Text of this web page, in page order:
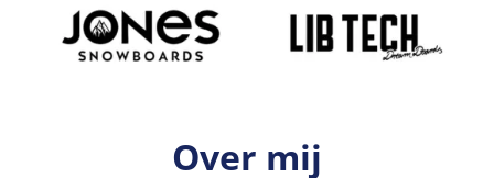
Over mij